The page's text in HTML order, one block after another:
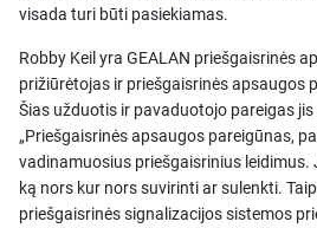
visada turi būti pasiekiamas.
Robby Keil yra GEALAN priešgaisrinės
prižiūrėtojas ir priešgaisrinės apsaugos
Šias užduotis ir pavaduotojo pareigas
„Priešgaisrinės apsaugos pareigūnas,
vadinamuosius priešgaisrinius leidimus.
ką nors kur nors suvirinti ar sulenkti.
priešgaisrinės signalizacijos sistemos